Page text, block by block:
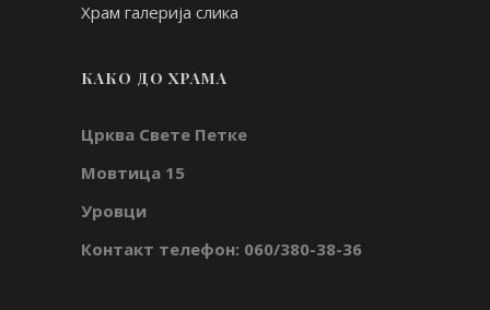
Храм галерија слика
КАКО ДО ХРАМА
Црква Свете Петке
Мовтица 15
Уровци
Контакт телефон: 060/380-38-36